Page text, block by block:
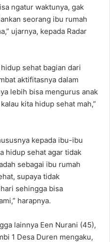
ngatur waktunya, gak
seorang ibu rumah
ujarnya, kepada Radar
sehat bagian dari
aktifitasnya dalam
lebih bisa mengurus anak
kita hidup sehat mah,”
kepada ibu-ibu
hidup sehat agar tidak
sebagai ibu rumah
supaya tidak
sehingga bisa
harapnya.
lainnya Een Nurani (45),
1 Desa Duren mengaku,